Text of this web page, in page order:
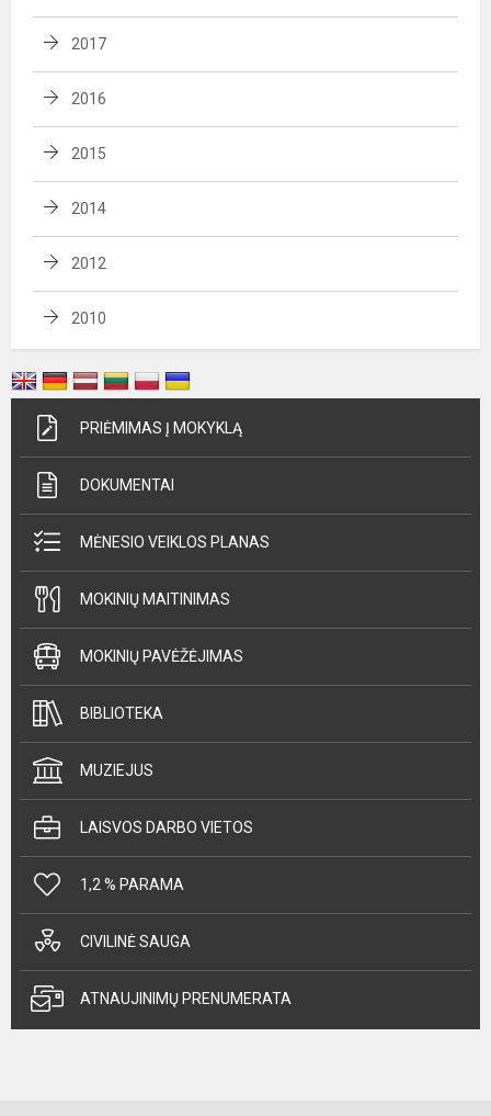
2017
2016
2015
2014
2012
2010
PRIĖMIMAS Į MOKYKLĄ
DOKUMENTAI
MĖNESIO VEIKLOS PLANAS
MOKINIŲ MAITINIMAS
MOKINIŲ PAVĖŽĖJIMAS
BIBLIOTEKA
MUZIEJUS
LAISVOS DARBO VIETOS
1,2 % PARAMA
CIVILINĖ SAUGA
ATNAUJINIMŲ PRENUMERATA